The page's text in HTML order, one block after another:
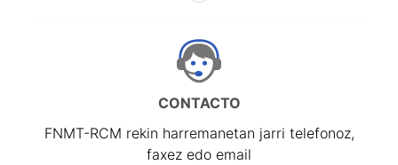
CONTACTO
FNMT-RCM rekin harremanetan jarri telefonoz,
faxez edo email